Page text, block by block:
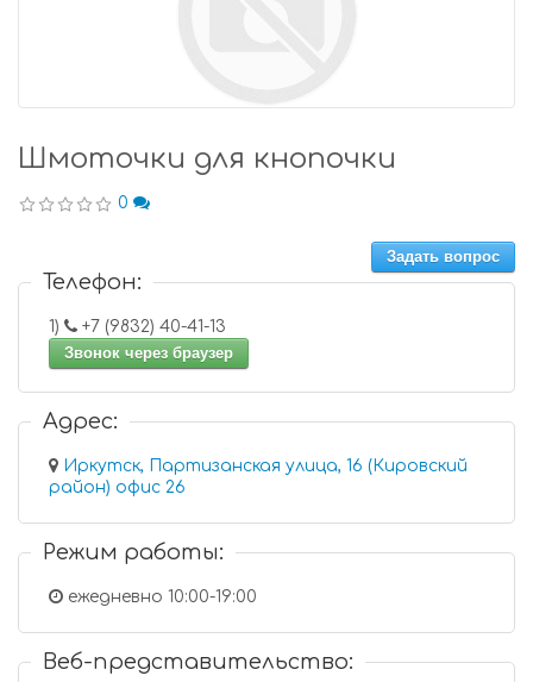
Шмоточки для кнопочки
0
Задать вопрос
Телефон:
1)
+7 (9832) 40-41-13
Звонок через браузер
Адрес:
Иркутск, Партизанская улица, 16 (Кировский
район) офис 26
Режим работы:
ежедневно 10:00-19:00
Веб-представительство: